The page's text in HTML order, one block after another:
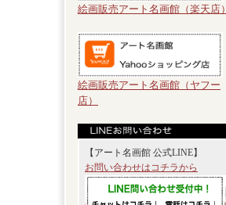
絵画販売アート名画館（楽天店）
絵画販売アート名画館（ヤフー
店）
【アート名画館 公式LINE】
お問い合わせはコチラから